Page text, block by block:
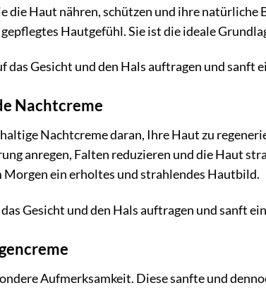
die Haut nähren, schützen und ihre
Hautgefühl. Sie ist die ideale
das Gesicht und den Hals auftragen und sanft
Nachtcreme
Nachtcreme daran, Ihre Haut zu
anregen, Falten reduzieren und die Haut
ein erholtes und strahlendes Hautbild.
Gesicht und den Hals auftragen und sanft
Aufmerksamkeit. Diese sanfte und